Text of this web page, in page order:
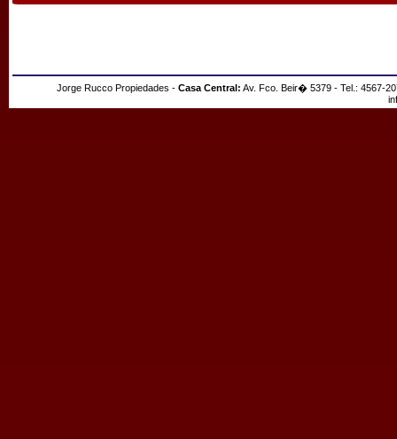
Jorge Rucco Propiedades - Casa Central: Av. Fco. Beir� 5379 - Tel.: 4567-